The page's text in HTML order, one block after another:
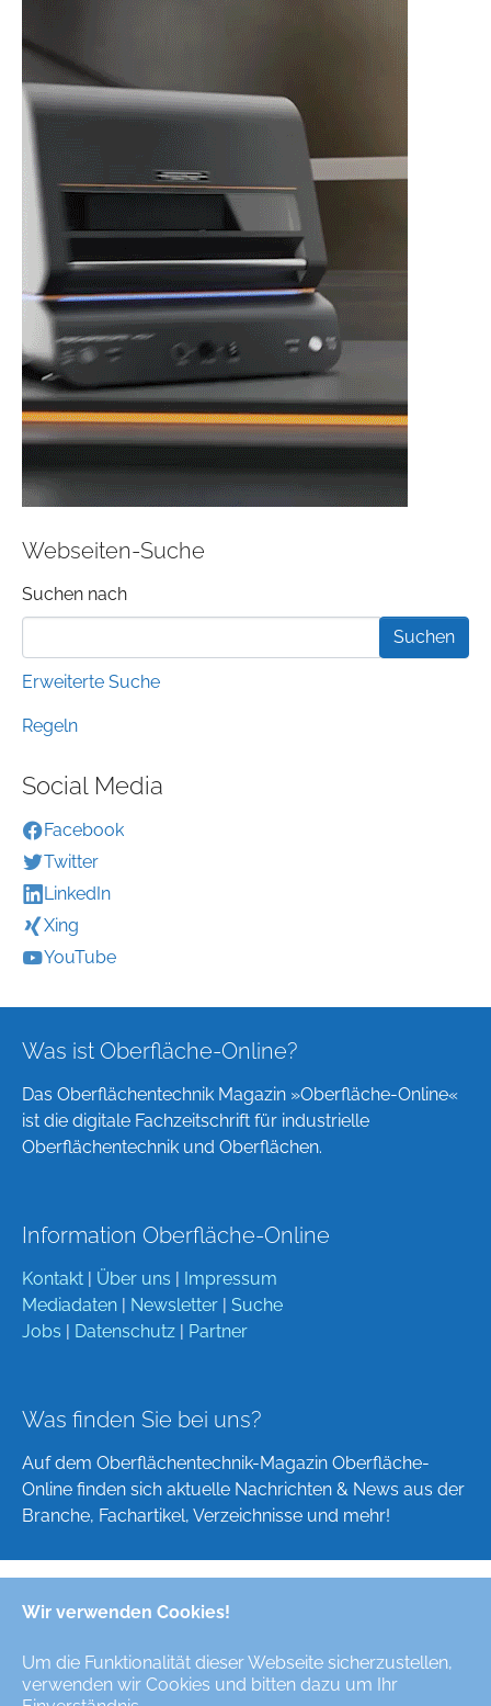
Wir verwenden Cookies!
Um die Funktionalität dieser Webseite sicherzustellen,
verwenden wir Cookies und bitten dazu um Ihr
Webseiten-Suche
Suchformular
Suchen nach
Erweiterte Suche
Regeln
Social Media
Facebook
Twitter
LinkedIn
Xing
YouTube
Was ist Oberfläche-Online?
Das Oberflächentechnik Magazin »Oberfläche-Online«
ist die digitale Fachzeitschrift für industrielle
Oberflächentechnik und Oberflächen.
Information Oberfläche-Online
Kontakt Über uns
Impressum
Mediadaten
Newsletter
Suche
Jobs
Datenschutz Partner
Was finden Sie bei uns?
Auf dem Oberflächentechnik-Magazin Oberfläche-
Online finden sich aktuelle Nachrichten & News aus der
Branche, Fachartikel, Verzeichnisse und mehr!
Deutsch
Alle Rechte/All Rights Reserved © Oberfläche-Online,